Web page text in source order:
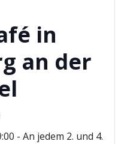
in
an der
- An jedem 2. und 4.